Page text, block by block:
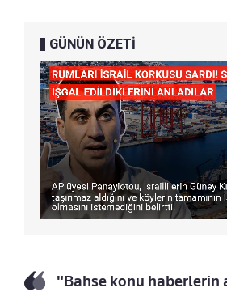
GÜNÜN ÖZETİ
"Bahse konu haberlerin